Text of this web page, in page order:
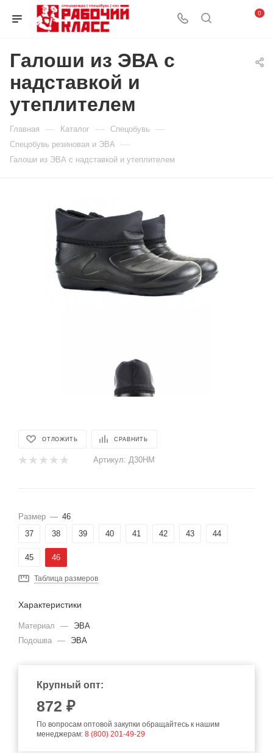
0
Галоши из ЭВА с
надставкой и
утеплителем
Главная — Каталог — Спецобувь —
Спецобувь резиновая и ЭВА —
Галоши из ЭВА с надставкой и утеплителем
ОТЛОЖИТЬ СРАВНИТЬ
Артикул: Д30НМ
Размер — 46
37
38 39 40 41 42 43 44
45 46
Таблица размеров
Характеристики
Материал —
ЭВА
Подошва — ЭВА
Крупный опт:
872 ₽
По вопросам оптовой закупки обращайтесь к нашим
менеджерам: 8 (800) 201-49-29